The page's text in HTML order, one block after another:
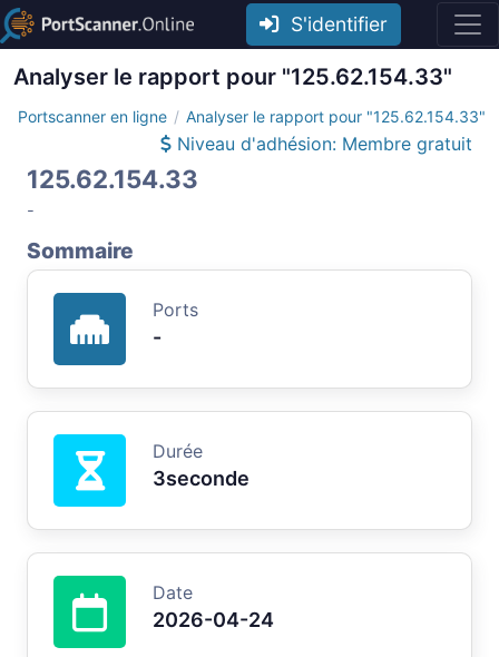
S'identifier
Analyser le rapport pour "125.62.154.33"
Portscanner en ligne Analyser le rapport pour "125.62.154.33"
Niveau d'adhésion: Membre gratuit
125.62.154.33
-
Sommaire
Ports
-
Durée
3seconde
Date
2026-04-24